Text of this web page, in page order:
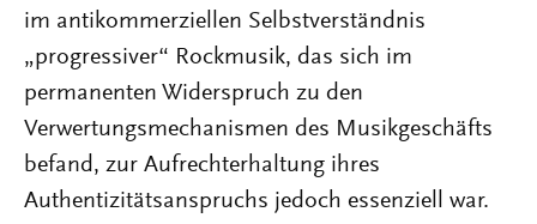
im antikommerziellen Selbstverständnis
„progressiver“ Rockmusik, das sich im
permanenten Widerspruch zu den
Verwertungsmechanismen des Musikgeschäfts
befand, zur Aufrechterhaltung ihres
Authentizitätsanspruchs jedoch essenziell war.